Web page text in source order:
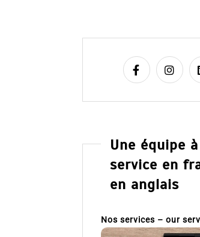
Une équipe
service en
en anglais
Nos services – our